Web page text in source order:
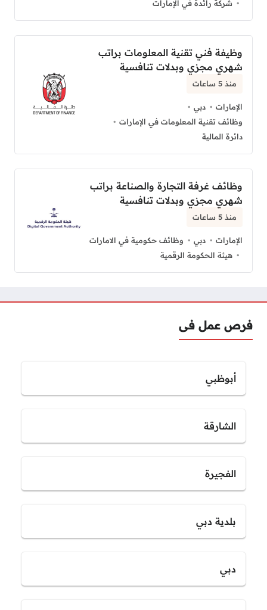
شركة رائدة في الإمارات
وظيفة فني تقنية المعلومات براتب
شهري مجزي وبدلات تنافسية
منذ 5 ساعات
الإمارات
دبي
وظائف تقنية المعلومات في الإمارات
دائرة المالية
وظائف غرفة التجارة والصناعة براتب
شهري مجزي وبدلات تنافسية
منذ 5 ساعات
الإمارات دبي
وظائف حكومية في الامارات
هيئة الحكومة الرقمية
فرص عمل فى
أبوظبي
الشارقة
الفجيرة
بلدية دبي
دبي